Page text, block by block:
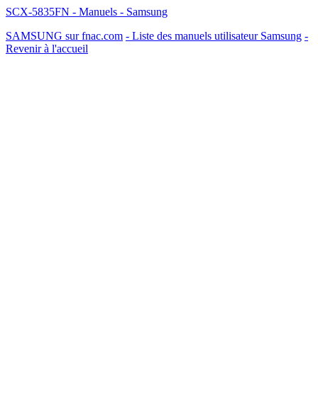
SCX-5835FN - Manuels - Samsung
SAMSUNG sur fnac.com - Liste des manuels utilisateur Samsung -
Revenir à l'accueil